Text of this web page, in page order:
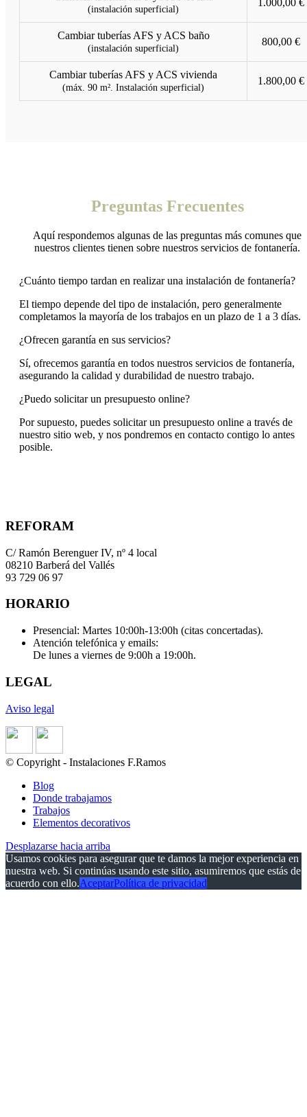
(instalación superficial)
1.000,00 €
Cambiar tuberías AFS y ACS baño
(instalación superficial)
800,00 €
Cambiar tuberías AFS y ACS vivienda
(máx. 90 m². Instalación superficial)
1.800,00 €
Preguntas Frecuentes
Aquí respondemos algunas de las preguntas más comunes que
nuestros clientes tienen sobre nuestros servicios de fontanería.
¿Cuánto tiempo tardan en realizar una instalación de fontanería?
El tiempo depende del tipo de instalación, pero generalmente
completamos la mayoría de los trabajos en un plazo de 1 a 3 días.
¿Ofrecen garantía en sus servicios?
Sí, ofrecemos garantía en todos nuestros servicios de fontanería,
asegurando la calidad y durabilidad de nuestro trabajo.
¿Puedo solicitar un presupuesto online?
Por supuesto, puedes solicitar un presupuesto online a través de
nuestro sitio web, y nos pondremos en contacto contigo lo antes
posible.
REFORAM
C/ Ramón Berenguer IV, nº 4 local
08210 Barberá del Vallés
93 729 06 97
HORARIO
Presencial: Martes 10:00h-13:00h (citas concertadas).
Atención telefónica y emails:
De lunes a viernes de 9:00h a 19:00h.
LEGAL
Aviso legal
© Copyright - Instalaciones F.Ramos
Blog
Donde trabajamos
Trabajos
Elementos decorativos
Desplazarse hacia arriba
Usamos cookies para asegurar que te damos la mejor experiencia en
nuestra web. Si continúas usando este sitio, asumiremos que estás de
acuerdo con ello.AceptarPolítica de privacidad